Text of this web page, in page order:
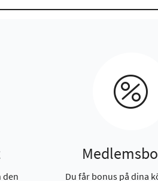
den
Du får bonus på dina